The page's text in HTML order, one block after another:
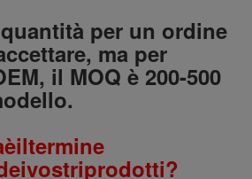
per un ordine
ma per
il MOQ è 200-500